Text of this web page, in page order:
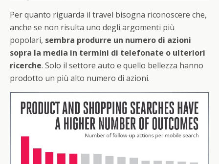
Per quanto riguarda il travel bisogna riconoscere che,
anche se non risulta uno degli argomenti più
popolari, sembra produrre un numero di azioni
sopra la media in termini di telefonate o ulteriori
ricerche. Solo il settore auto e quello bellezza hanno
prodotto un più alto numero di azioni.